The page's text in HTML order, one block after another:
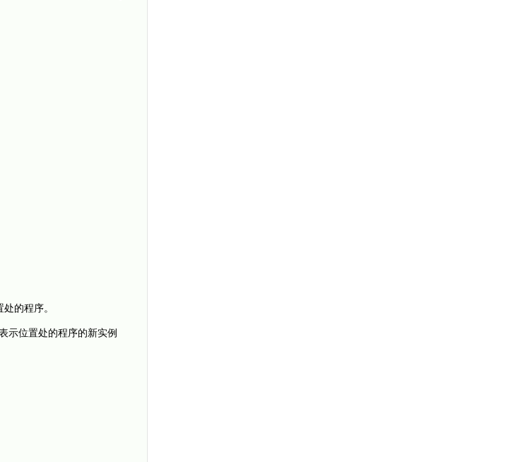
的程序。
示位置处的程序的新实例